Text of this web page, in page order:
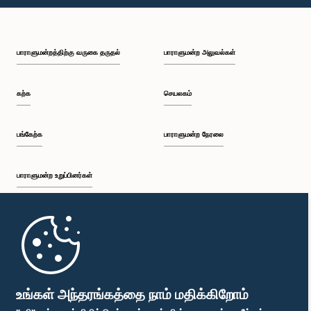
உங்கள் அந்தரங்கத்தை நாம் மதிக்கிறோம்
பி.ப. 1:30 - பி.ப. 1:37
பி.ப. 1:57 - பி.ப. 2:10
பி.ப. 2:17 - பி.ப. 2:34
பாராளுமன்றத்திற்கு வருகை தருதல்
கற்க
பங்கேற்க
பாராளுமன்ற உறுப்பினர்கள்
முதற்பக்கம்
பாராளுமன்ற அலுவல்கள்
செயலகம்
பாராளுமன்ற நேரலை
பாராளுமன்ற கையடக்க செயலி